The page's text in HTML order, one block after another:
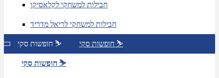
חבילות למשחקי לקלאסיקו
חבילות למשחקי לריאל מדריד
חופשות סקי ⛷️ חופשות סקי ⛷️
חופשות סקי ⛷️